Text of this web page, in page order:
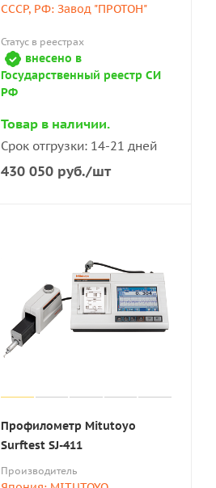
СССР, РФ: Завод "ПРОТОН"
Статус в реестрах
внесено в
Государственный реестр СИ
РФ
Товар в наличии.
Срок отгрузки: 14-21 дней
430 050 руб./шт
Профилометр Mitutoyo
Surftest SJ-411
Производитель